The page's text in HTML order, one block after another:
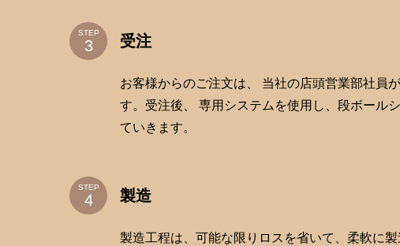
STEP 受注
お客様からのご注文は、 当社の店頭営業部社員
す。受注後、 専用システムを使用し、段ボール
ていきます。
STEP 製造
製造工程は、可能な限りロスを省いて、柔軟に